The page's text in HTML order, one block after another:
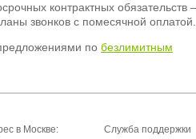
контрактных обязательств
звонков с помесячной оплатой.
по безлимитным
в Москве:
Служба поддержки